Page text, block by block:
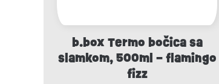
b.box Termo bočica sa
slamkom, 500ml – flamingo
fizz